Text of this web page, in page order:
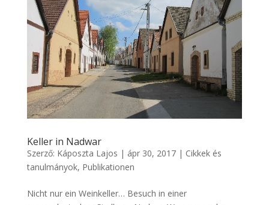
Keller in Nadwar
Szerző: Káposzta Lajos | ápr 30, 2017| Cikkek és
tanulmányok, Publikationen
Nicht nur ein Weinkeller… Besuch in einer